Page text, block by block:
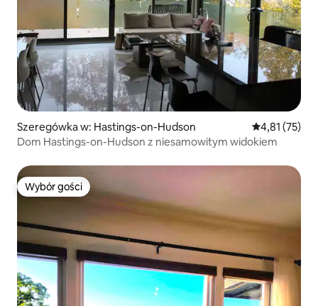
Szeregówka w: Hastings-on-Hudson Średnia
4,81 (75)
Dom Hastings-on-Hudson z niesamowitym widokiem
Wybór gości
Wybór gości